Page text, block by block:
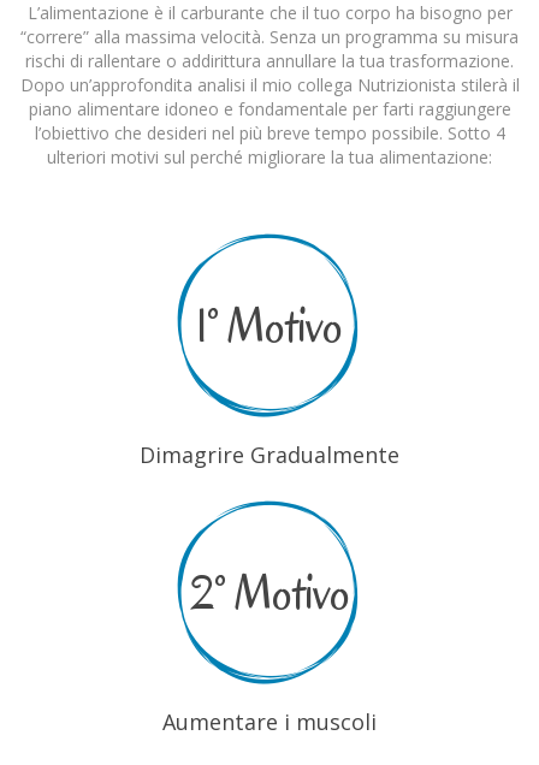
L’alimentazione è il carburante che il tuo corpo ha bisogno per
“correre” alla massima velocità. Senza un programma su misura
rischi di rallentare o addirittura annullare la tua trasformazione.
Dopo un’approfondita analisi il mio collega Nutrizionista stilerà il
piano alimentare idoneo e fondamentale per farti raggiungere
l’obiettivo che desideri nel più breve tempo possibile. Sotto 4
ulteriori motivi sul perché migliorare la tua alimentazione:
1° Motivo
Dimagrire Gradualmente
2° Motivo
Aumentare i muscoli